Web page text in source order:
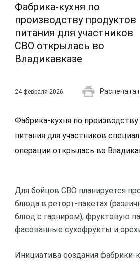
Фабрика-кухня по
производству продуктов
питания для участников
СВО открылась во
Владикавказе
24 февраля 2026
Фабрика-кухня по
питания для участников
операции открылась во
Для бойцов СВО планируется
блюда в реторт-пакетах
блюд с гарниром), фруктовую
фасованные сухофрукты и
Инициатива создания фабрики-